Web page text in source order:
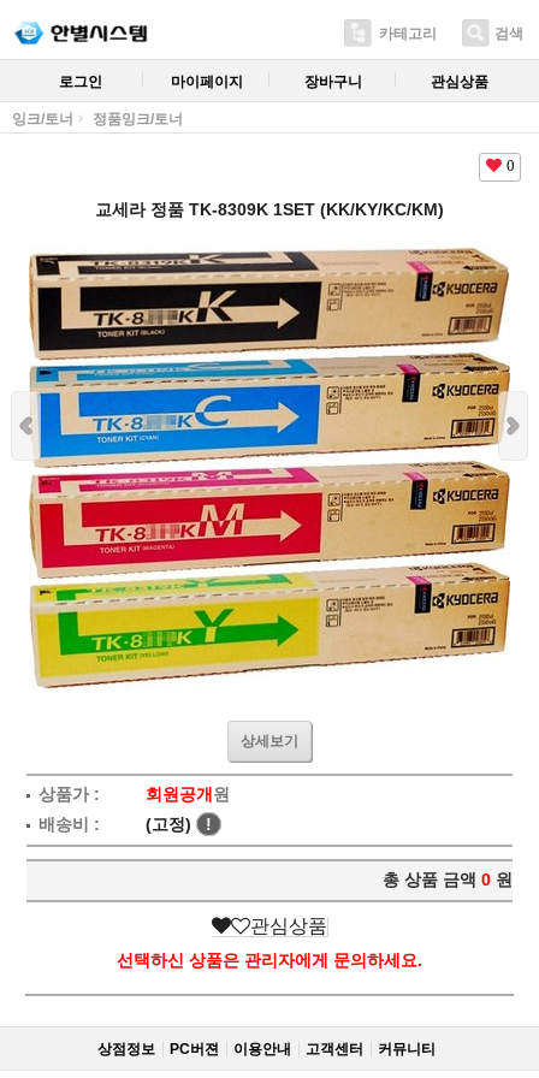
카테고리 검색
로그인 마이페이지 장바구니 관심상품
잉크/토너 정품잉크/토너
0
교세라 정품 TK-8309K 1SET (KK/KY/KC/KM)
상세보기
상품가 : 회원공개 원
배송비 :
(고정) !
총 상품 금액 0 원
관심상품
선택하신 상품은 관리자에게 문의하세요.
상점정보 PC버젼 이용안내 고객센터 커뮤니티